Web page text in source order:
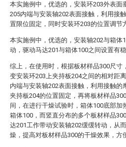
本实施例中，优选的，安装环203外表
205内端与安装轴202表面接触，利用接
置限位固定，同时安装环203的位置调节
本实施例中，优选的，安装轴202与箱
动，驱动马达201与箱体100之间设置有
综上，在使用时，根据板材样品300尺寸
变安装环203上夹持板204之间的相对距
内端与安装轴202表面接触，利用接触
夹持板204的位置固定，再将板材样品
间，在进行干燥试验时，箱体100底部
箱体100，而竖直分布的多个板材样品
达201工作带动安装轴202缓缓转动，从
燥，提高对板材样品300的干燥效果，方